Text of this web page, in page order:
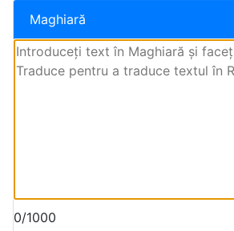
Maghiară
0/1000